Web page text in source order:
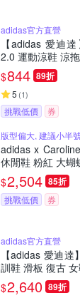
adidas官方直營
【adidas 愛迪
2.0 運動涼鞋 涼
$844 89折
5 (1)
挑戰低價
券
版型偏大, 建議小半號
adidas x
休閒鞋 粉紅 大
$2,504 85折
挑戰低價 券
adidas官方直營
【adidas 愛迪
訓鞋 滑板 復古
$2,640 89折